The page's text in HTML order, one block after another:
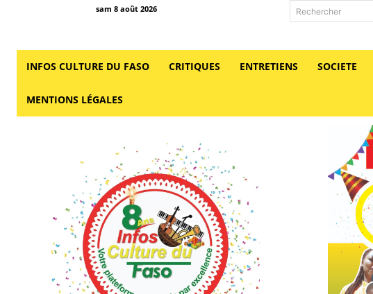
sam 8 août 2026 Rechercher
INFOS CULTURE DU FASO CRITIQUES ENTRETIENS SOCIETE
MENTIONS LÉGALES